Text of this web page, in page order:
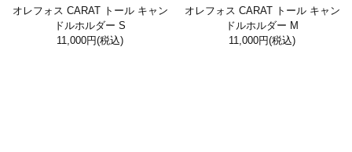
オレフォス CARAT トール キャン
ドルホルダー S
11,000円(税込)
オレフォス CARAT トール キャン
ドルホルダー M
11,000円(税込)